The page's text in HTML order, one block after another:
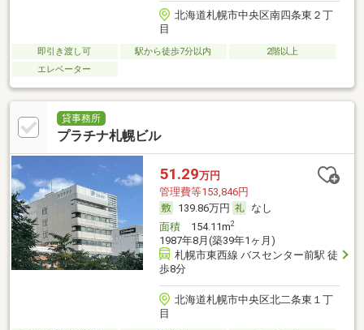
北海道札幌市中央区南四条東２丁
目
即引き渡し可 駅から徒歩7分以内
2階以上
エレベーター
貸事務所
プラチナ札幌ビル
51.29万円
管理費等153,846円
139.86万円
なし
面積154.11m2
1987年8月(築39年1ヶ月)
札幌市東西線 バスセンター前駅 徒
歩8分
北海道札幌市中央区北二条東１丁
目